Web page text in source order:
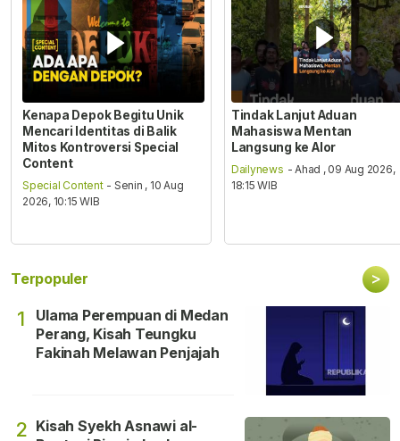
Kenapa Depok Begitu Unik
Mencari Identitas di Balik
Mitos Kontroversi Special
Content
Special Content - Senin , 10 Aug
2026, 10:15 WIB
Tindak Lanjut Aduan
Mahasiswa Mentan
Langsung ke Alor
Dailynews - Ahad , 09 Aug 2026,
18:15 WIB
Terpopuler >
1
Ulama Perempuan di Medan
Perang, Kisah Teungku
Fakinah Melawan Penjajah
2 Kisah Syekh Asnawi al-